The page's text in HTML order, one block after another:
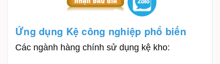
Ứng dụng Kệ công nghiệp phổ biến
Các ngành hàng chính sử dụng kệ kho: